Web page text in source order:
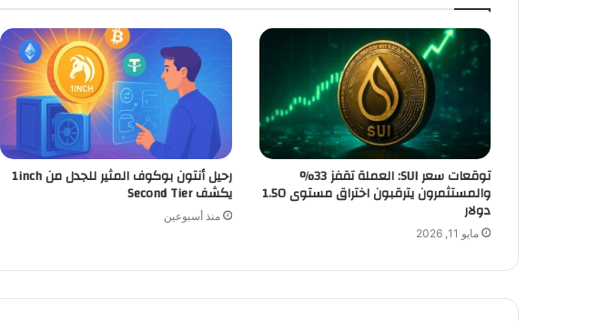
توقعات سعر SUI: العملة تقفز 33%
والمستثمرون يترقبون اختراق مستوى 1.50
دولار
مايو 11, 2026
رحيل أنتون بوكوف المثير للجدل من 1inch
يكشف Second Tier
منذ أسبوعين